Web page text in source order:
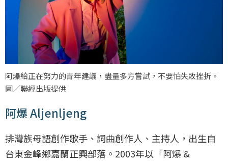
阿爆給正在努力的青年建議，盡量多方嘗試，不要怕失敗挫折。
圖／聯經出版提供
阿爆 Aljenljeng
排灣族母語創作歌手、詞曲創作人、主持人，出生自
台東金峰鄉嘉蘭正興部落。2003年以「阿爆 &